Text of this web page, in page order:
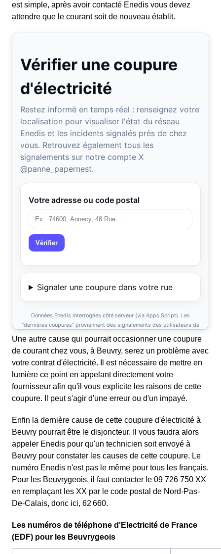
est simple, après avoir contacté Enedis vous devez
attendre que le courant soit de nouveau établit.
Une autre cause qui pourrait occasionner une coupure
de courant chez vous, à Beuvry, serez un problème avec
votre contrat d'électricité. Il est nécessaire de mettre en
lumière ce point en appelant directement votre
fournisseur afin qu'il vous explicite les raisons de cette
coupure. Il peut s'agir d'une erreur ou d'un impayé.
Enfin la dernière cause de cette coupure d'électricité à
Beuvry pourrait être le disjoncteur. Il vous faudra alors
appeler Enedis pour qu'un technicien soit envoyé à
Beuvry pour constater les causes de cette coupure. Le
numéro Enedis n'est pas le même pour tous les français.
Pour les Beuvrygeois, il faut contacter le 09 726 750 XX
en remplaçant les XX par le code postal de Nord-Pas-
De-Calais, donc ici, 62 660.
Les numéros de téléphone d'Electricité de France
(EDF) pour les Beuvrygeois